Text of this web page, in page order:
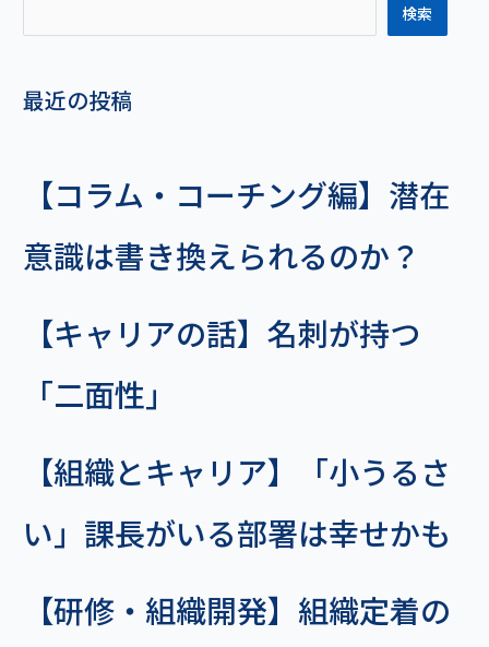
検索
最近の投稿
【コラム・コーチング編】潜在
意識は書き換えられるのか？
【キャリアの話】名刺が持つ
「二面性」
【組織とキャリア】「小うるさ
い」課長がいる部署は幸せかも
【研修・組織開発】組織定着の